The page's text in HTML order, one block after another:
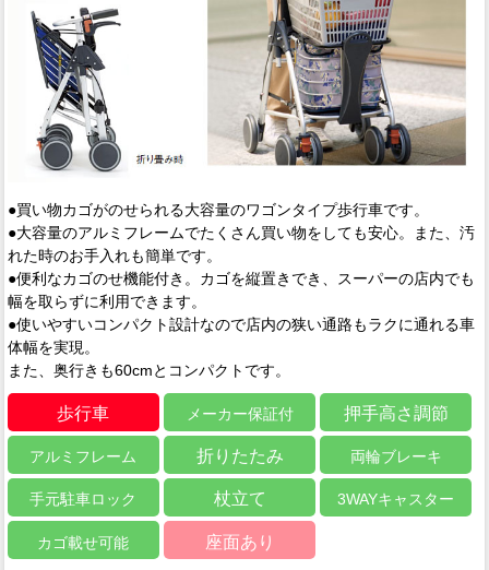
●買い物カゴがのせられる大容量のワゴンタイプ歩行車です。
●大容量のアルミフレームでたくさん買い物をしても安心。また、汚
れた時のお手入れも簡単です。
●便利なカゴのせ機能付き。カゴを縦置きでき、スーパーの店内でも
幅を取らずに利用できます。
●使いやすいコンパクト設計なので店内の狭い通路もラクに通れる車
体幅を実現。
また、奥行きも60cmとコンパクトです。
歩行車 メーカー保証付 押手高さ調節
アルミフレーム 折りたたみ 両輪ブレーキ
手元駐車ロック 杖立て 3WAYキャスター
カゴ載せ可能 座面あり